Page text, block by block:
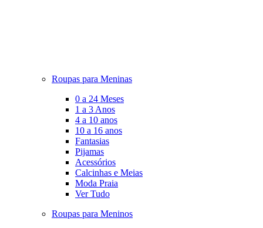
Roupas para Meninas
0 a 24 Meses
1 a 3 Anos
4 a 10 anos
10 a 16 anos
Fantasias
Pijamas
Acessórios
Calcinhas e Meias
Moda Praia
Ver Tudo
Roupas para Meninos